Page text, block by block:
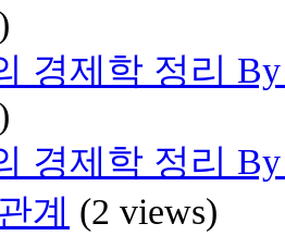
경제학 정리
경제학 정리
계 (2 views)